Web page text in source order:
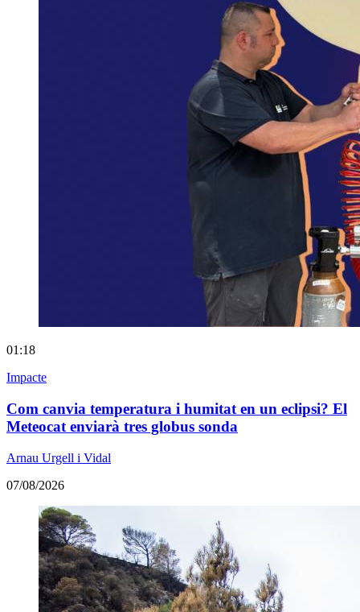
01:18
Impacte
Com canvia temperatura i humitat en un eclipsi? El
Meteocat enviarà tres globus sonda
Arnau Urgell i Vidal
07/08/2026